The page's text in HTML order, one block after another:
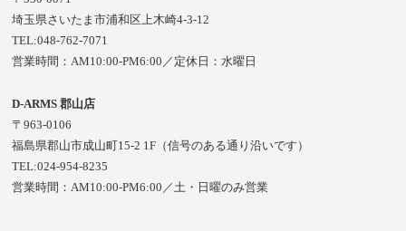
埼玉県さいたま市浦和区上木崎4-3-12
TEL:048-762-7071
営業時間：AM10:00-PM6:00／定休日：水曜日
D-ARMS 郡山店
〒963-0106
福島県郡山市成山町15-2 1F（信号のある通り沿いです）
TEL:024-954-8235
営業時間：AM10:00-PM6:00／土・日曜のみ営業